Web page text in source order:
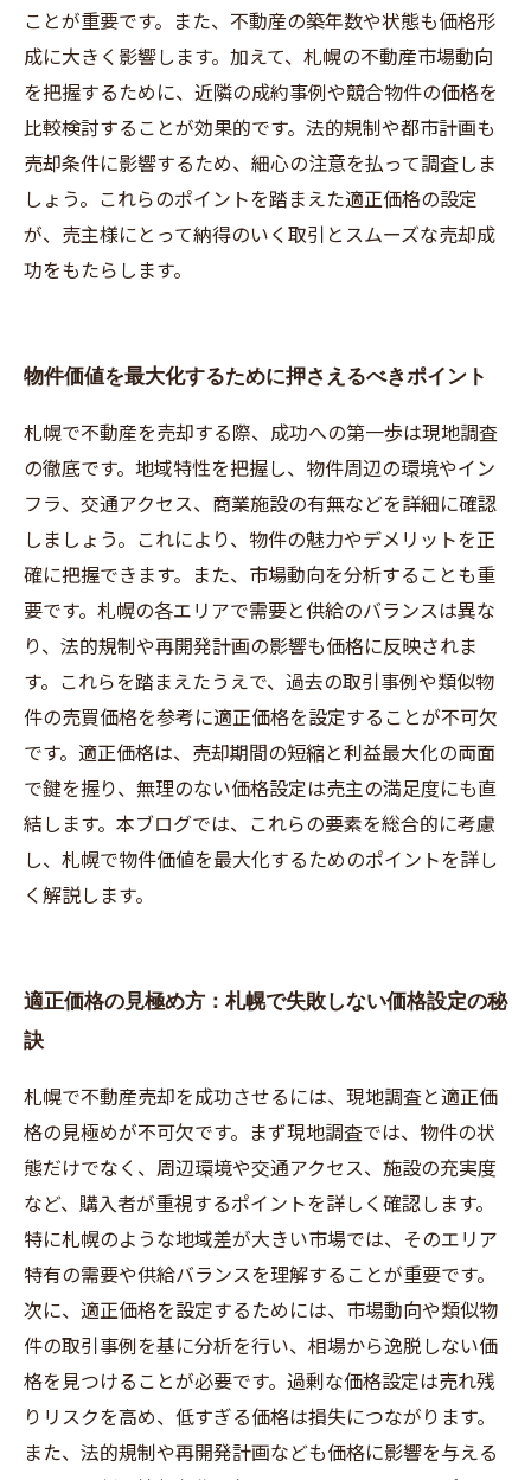
ことが重要です。また、不動産の築年数や状態も価格形
成に大きく影響します。加えて、札幌の不動産市場動向
を把握するために、近隣の成約事例や競合物件の価格を
比較検討することが効果的です。法的規制や都市計画も
売却条件に影響するため、細心の注意を払って調査しま
しょう。これらのポイントを踏まえた適正価格の設定
が、売主様にとって納得のいく取引とスムーズな売却成
功をもたらします。
物件価値を最大化するために押さえるべきポイント
札幌で不動産を売却する際、成功への第一歩は現地調査
の徹底です。地域特性を把握し、物件周辺の環境やイン
フラ、交通アクセス、商業施設の有無などを詳細に確認
しましょう。これにより、物件の魅力やデメリットを正
確に把握できます。また、市場動向を分析することも重
要です。札幌の各エリアで需要と供給のバランスは異な
り、法的規制や再開発計画の影響も価格に反映されま
す。これらを踏まえたうえで、過去の取引事例や類似物
件の売買価格を参考に適正価格を設定することが不可欠
です。適正価格は、売却期間の短縮と利益最大化の両面
で鍵を握り、無理のない価格設定は売主の満足度にも直
結します。本ブログでは、これらの要素を総合的に考慮
し、札幌で物件価値を最大化するためのポイントを詳し
く解説します。
適正価格の見極め方：札幌で失敗しない価格設定の秘
訣
札幌で不動産売却を成功させるには、現地調査と適正価
格の見極めが不可欠です。まず現地調査では、物件の状
態だけでなく、周辺環境や交通アクセス、施設の充実度
など、購入者が重視するポイントを詳しく確認します。
特に札幌のような地域差が大きい市場では、そのエリア
特有の需要や供給バランスを理解することが重要です。
次に、適正価格を設定するためには、市場動向や類似物
件の取引事例を基に分析を行い、相場から逸脱しない価
格を見つけることが必要です。過剰な価格設定は売れ残
りリスクを高め、低すぎる価格は損失につながります。
また、法的規制や再開発計画なども価格に影響を与える